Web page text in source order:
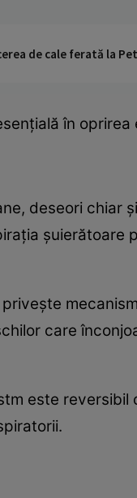
de cale ferată la
în
deseori chiar
şuierătoare
care
este